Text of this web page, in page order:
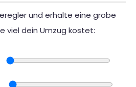
und erhalte eine grobe
viel dein Umzug kostet: